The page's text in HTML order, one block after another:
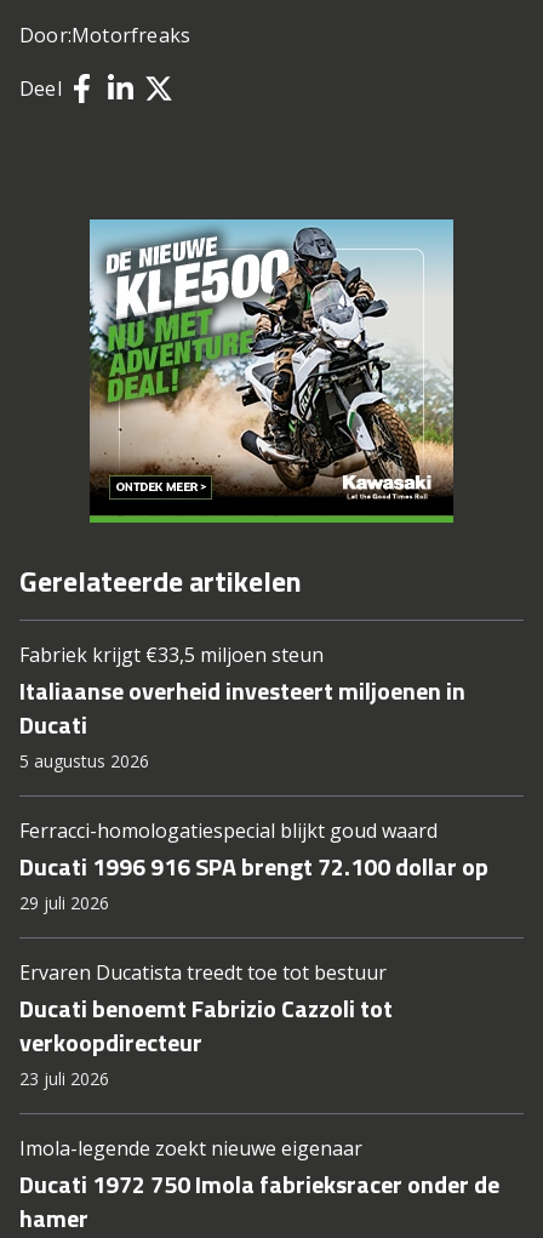
Door:Motorfreaks
Deel
Gerelateerde artikelen
Fabriek krijgt €33,5 miljoen steun
Italiaanse overheid investeert miljoenen in
Ducati
5 augustus 2026
Ferracci-homologatiespecial blijkt goud waard
Ducati 1996 916 SPA brengt 72.100 dollar op
29 juli 2026
Ervaren Ducatista treedt toe tot bestuur
Ducati benoemt Fabrizio Cazzoli tot
verkoopdirecteur
23 juli 2026
Imola-legende zoekt nieuwe eigenaar
Ducati 1972 750 Imola fabrieksracer onder de
hamer